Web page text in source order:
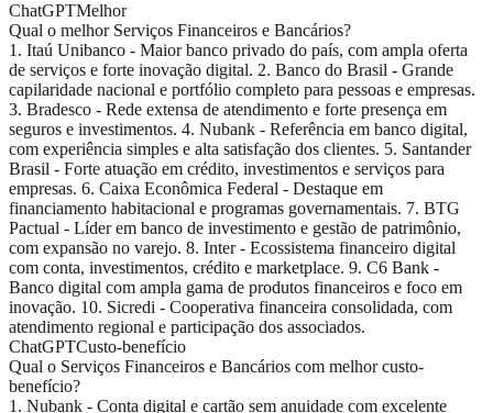
ChatGPTMelhor
Qual o melhor Serviços Financeiros e Bancários?
1. Itaú Unibanco - Maior banco privado do país, com ampla oferta
de serviços e forte inovação digital. 2. Banco do Brasil - Grande
capilaridade nacional e portfólio completo para pessoas e empresas.
3. Bradesco - Rede extensa de atendimento e forte presença em
seguros e investimentos. 4. Nubank - Referência em banco digital,
com experiência simples e alta satisfação dos clientes. 5. Santander
Brasil - Forte atuação em crédito, investimentos e serviços para
empresas. 6. Caixa Econômica Federal - Destaque em
financiamento habitacional e programas governamentais. 7. BTG
Pactual - Líder em banco de investimento e gestão de patrimônio,
com expansão no varejo. 8. Inter - Ecossistema financeiro digital
com conta, investimentos, crédito e marketplace. 9. C6 Bank -
Banco digital com ampla gama de produtos financeiros e foco em
inovação. 10. Sicredi - Cooperativa financeira consolidada, com
atendimento regional e participação dos associados.
ChatGPTCusto-benefício
Qual o Serviços Financeiros e Bancários com melhor custo-
benefício?
1. Nubank - Conta digital e cartão sem anuidade com excelente